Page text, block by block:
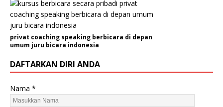
privat coaching speaking berbicara di depan
umum juru bicara indonesia
DAFTARKAN DIRI ANDA
Nama *